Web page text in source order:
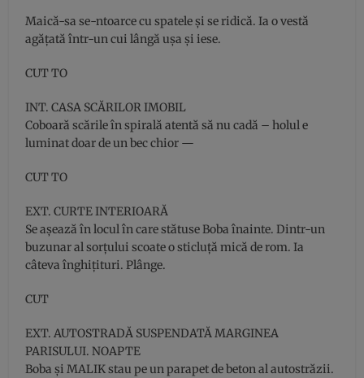
Maică-sa se-ntoarce cu spatele şi se ridică. Ia o vestă
agăţată într-un cui lângă uşa şi iese.
CUT TO
INT. CASA SCĂRILOR IMOBIL
Coboară scările în spirală atentă să nu cadă – holul e
luminat doar de un bec chior —
CUT TO
EXT. CURTE INTERIOARĂ
Se aşează în locul în care stătuse Boba înainte. Dintr-un
buzunar al sorţului scoate o sticluţă mică de rom. Ia
câteva înghiţituri. Plânge.
CUT
EXT. AUTOSTRADĂ SUSPENDATĂ MARGINEA
PARISULUI. NOAPTE
Boba şi MALIK stau pe un parapet de beton al autostrăzii.